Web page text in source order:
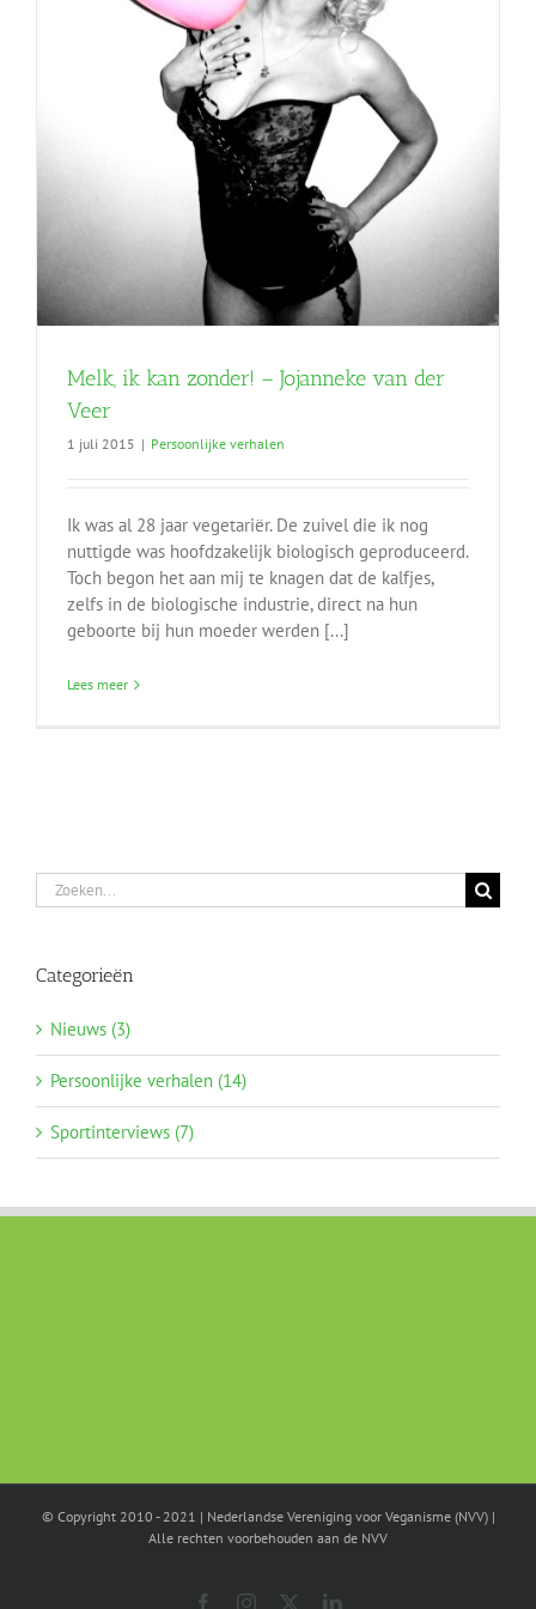
Melk, ik kan zonder! – Jojanneke van der
Veer
1 juli 2015 | Persoonlijke verhalen
Ik was al 28 jaar vegetariër. De zuivel die ik nog
nuttigde was hoofdzakelijk biologisch geproduceerd.
Toch begon het aan mij te knagen dat de kalfjes,
zelfs in de biologische industrie, direct na hun
geboorte bij hun moeder werden [...]
Lees meer
Zoeken
naar:
Categorieën
Nieuws (3)
Persoonlijke verhalen (14)
Sportinterviews (7)
© Copyright 2010 - 2021 | Nederlandse Vereniging voor Veganisme (NVV) |
Alle rechten voorbehouden aan de NVV
FacebookInstagram LinkedIn